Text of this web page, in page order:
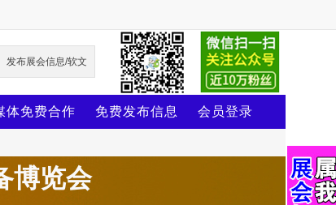
发布展会信息/软文
体免费合作 免费发布信息 会员登录
博览会